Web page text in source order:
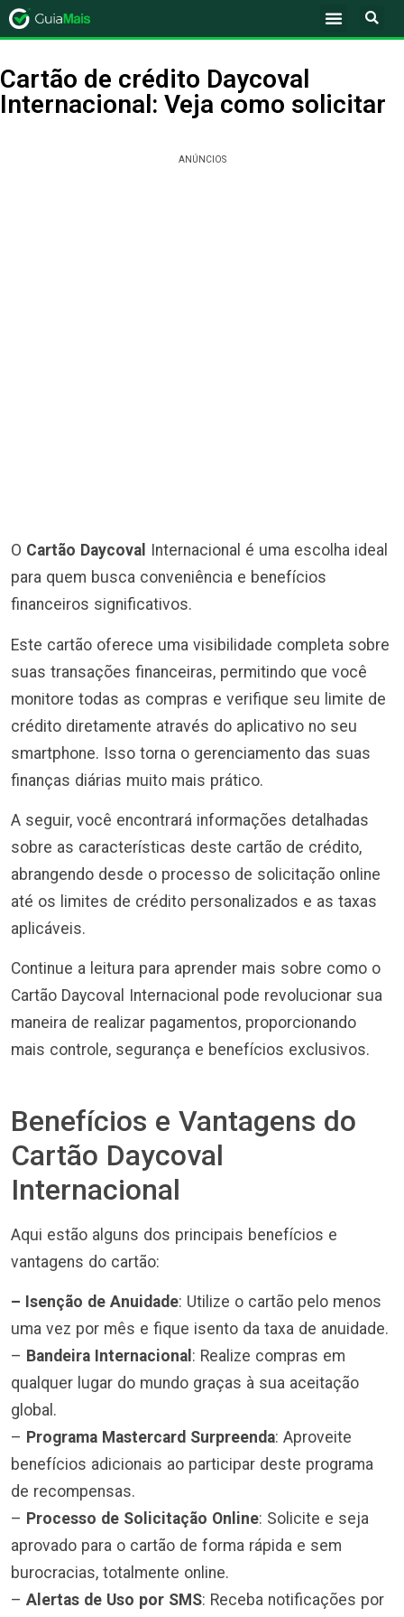
Cartão de crédito Daycoval
Internacional: Veja como solicitar
ANÚNCIOS
O Cartão Daycoval
Internacional é uma escolha ideal
para quem busca conveniência e benefícios
financeiros significativos.
Este cartão oferece uma visibilidade completa sobre
suas transações financeiras, permitindo que você
monitore todas as compras e verifique seu limite de
crédito diretamente através do aplicativo no seu
smartphone. Isso torna o gerenciamento das suas
finanças diárias muito mais prático.
A seguir, você encontrará informações detalhadas
sobre as características deste cartão de crédito,
abrangendo desde o processo de solicitação online
até os limites de crédito personalizados e as taxas
aplicáveis.
Continue a leitura para aprender mais sobre como o
Cartão Daycoval Internacional pode revolucionar sua
maneira de realizar pagamentos, proporcionando
mais controle, segurança e benefícios exclusivos.
Benefícios e Vantagens do
Cartão Daycoval
Internacional
Aqui estão alguns dos principais benefícios e
vantagens do cartão:
– Isenção de Anuidade: Utilize o cartão pelo menos
uma vez por mês e fique isento da taxa de anuidade.
– Bandeira Internacional : Realize compras em
qualquer lugar do mundo graças à sua aceitação
global.
– Programa Mastercard Surpreenda: Aproveite
benefícios adicionais ao participar deste programa
de recompensas.
– Processo de Solicitação Online: Solicite e seja
aprovado para o cartão de forma rápida e sem
burocracias, totalmente online.
– Alertas de Uso por SMS: Receba notificações por